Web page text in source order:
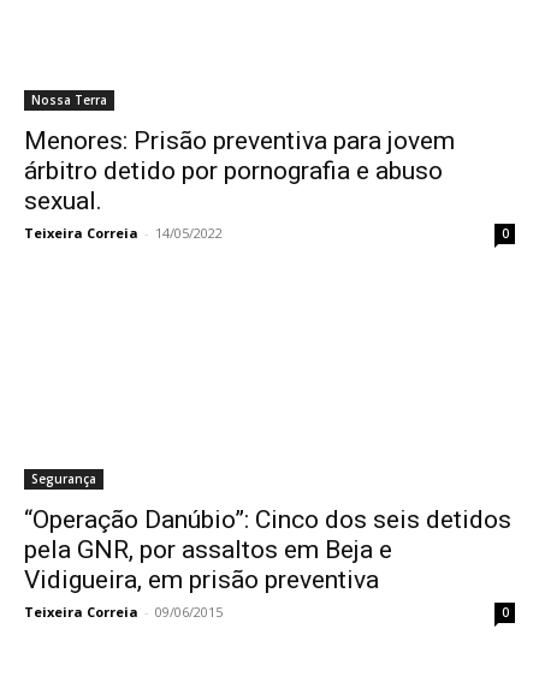
Nossa Terra
Menores: Prisão preventiva para jovem
árbitro detido por pornografia e abuso
sexual.
Teixeira Correia - 14/05/2022 0
Segurança
“Operação Danúbio”: Cinco dos seis detidos
pela GNR, por assaltos em Beja e
Vidigueira, em prisão preventiva
Teixeira Correia - 09/06/2015 0